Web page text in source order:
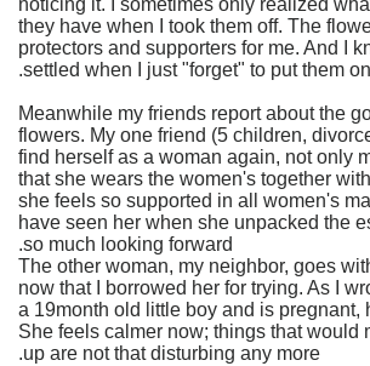
noticing it. I sometimes only realized
they have when I took them off. The
protectors and supporters for me. And I
settled when I just "forget" to put them on.
Meanwhile my friends report about the
flowers. My one friend (5 children,
find herself as a woman again, not only
that she wears the women's together
she feels so supported in all women's
have seen her when she unpacked the
so much looking forward.
The other woman, my neighbor, goes
now that I borrowed her for trying. As I
a 19month old little boy and is pregnant,
She feels calmer now; things that would
up are not that disturbing any more.